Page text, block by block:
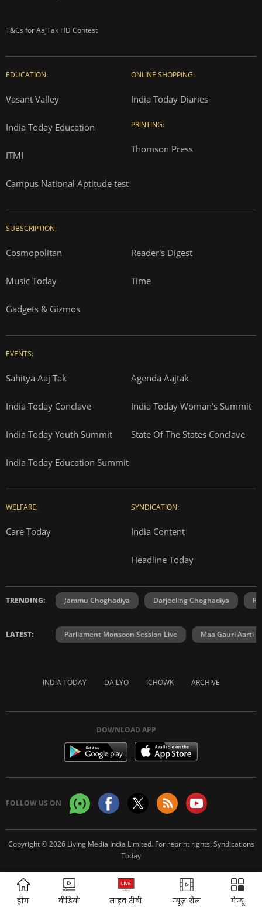
T&Cs for AajTak HD Contest
EDUCATION:
Vasant Valley
India Today Education
ITMI
Campus National Aptitude test
ONLINE SHOPPING:
India Today Diaries
PRINTING:
Thomson Press
SUBSCRIPTION:
Cosmopolitan Reader's Digest
Music Today Time
Gadgets & Gizmos
EVENTS:
Sahitya Aaj Tak Agenda Aajtak
India Today Conclave India Today Woman's Summit
India Today Youth Summit State Of The States Conclave
India Today Education Summit
WELFARE:
Care Today
SYNDICATION:
India Content
Headline Today
TRENDING: Jammu Choghadiya Darjeeling Choghadiya
LATEST: Parliament Monsoon Session Live Maa Gauri Aarti
INDIA TODAY DAILYO ICHOWK ARCHIVE
DOWNLOAD APP
FOLLOW US ON
Copyright © 2026 Living Media India Limited. For reprint rights:Syndications
Today
ADVERTISEMENT
होम वीडियो लाइव टीवी न्यूज़ रील मेन्यू